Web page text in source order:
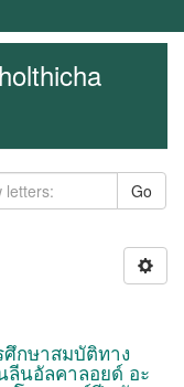
Go
ศึกษาสมบัติทาง
นอัลคาลอยด์ อะ